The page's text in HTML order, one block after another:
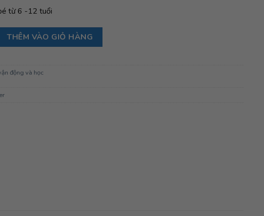
từ 6 -12 tuổi
đầu gối Globber Protective Junior Size XS Range B 25-50kg, Navy Blue số
THÊM VÀO GIỎ HÀNG
động và học